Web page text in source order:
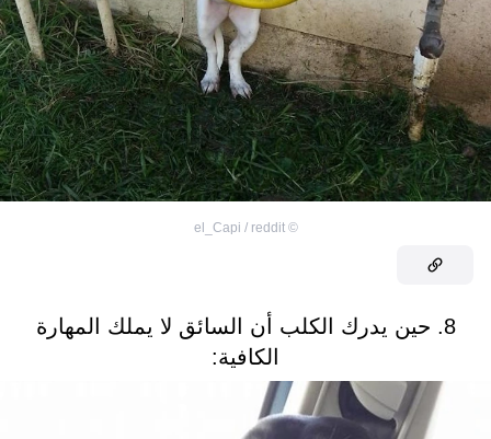
©
el_Capi / reddit
8. حين يدرك الكلب أن السائق لا يملك المهارة
الكافية: